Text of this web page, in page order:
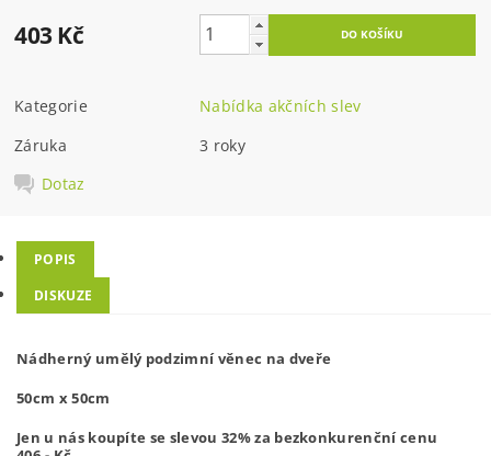
403 Kč
Kategorie
Nabídka akčních slev
Záruka
3 roky
Dotaz
POPIS
DISKUZE
Nádherný umělý podzimní věnec na dveře
50cm x 50cm
Jen u nás koupíte se slevou 32% za bezkonkurenční cenu